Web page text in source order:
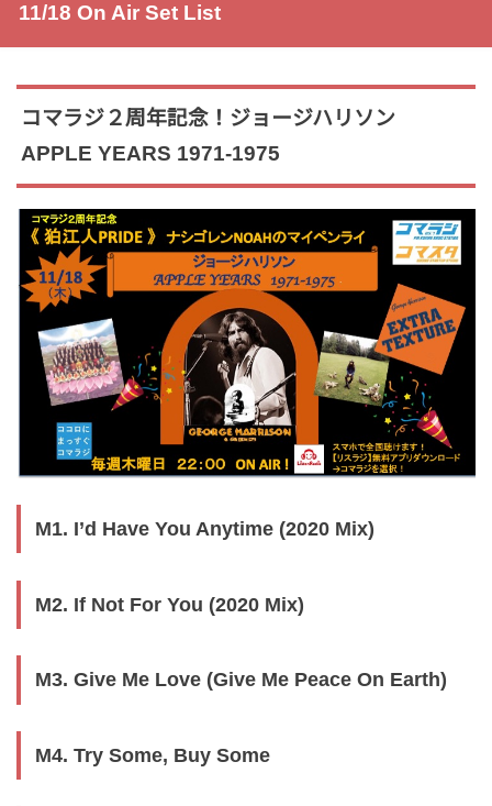
11/18 On Air Set List
コマラジ２周年記念！ジョージハリソン
APPLE YEARS 1971-1975
M1. I’d Have You Anytime (2020 Mix)
M2. If Not For You (2020 Mix)
M3. Give Me Love (Give Me Peace On Earth)
M4. Try Some, Buy Some